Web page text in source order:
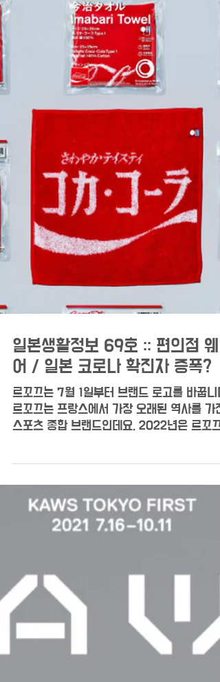
일본생활정보 69호 :: 편의점 웨
어 / 일본 코로나 확진자 증폭?
로고는 전통과 정교한 제품의 창출, 편안함을